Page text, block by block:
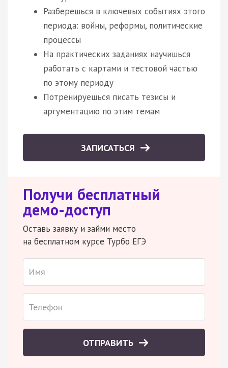
Разберешься в ключевых событиях этого
периода: войны, реформы, политические
процессы
На практических заданиях научишься
работать с картами и тестовой частью
по этому периоду
Потренируешься писать тезисы и
аргументацию по этим темам
ЗАПИСАТЬСЯ
Получи бесплатный
демо-доступ
Оставь заявку и займи место
на бесплатном курсе Турбо ЕГЭ
ОТПРАВИТЬ